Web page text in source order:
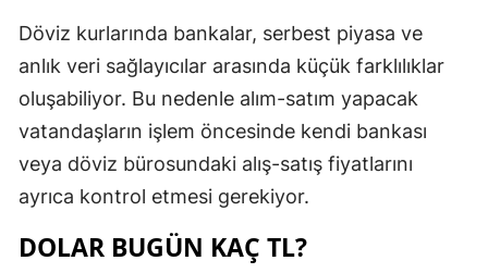
Döviz kurlarında bankalar, serbest piyasa ve
anlık veri sağlayıcılar arasında küçük farklılıklar
oluşabiliyor. Bu nedenle alım-satım yapacak
vatandaşların işlem öncesinde kendi bankası
veya döviz bürosundaki alış-satış fiyatlarını
ayrıca kontrol etmesi gerekiyor.
DOLAR BUGÜN KAÇ TL?